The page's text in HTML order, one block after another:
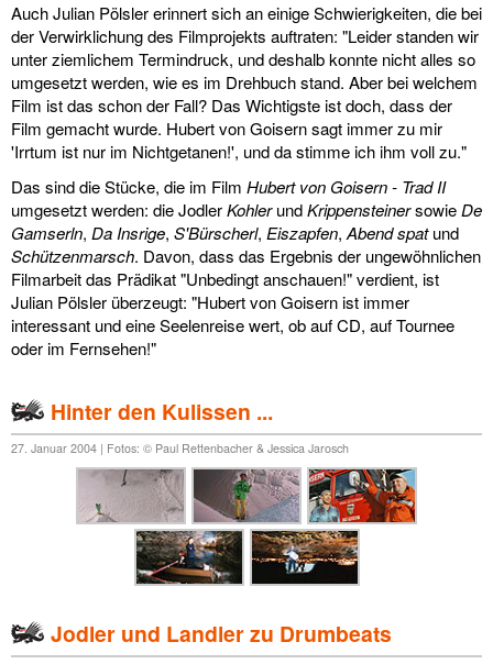
Auch Julian Pölsler erinnert sich an einige Schwierigkeiten, die bei
der Verwirklichung des Filmprojekts auftraten: "Leider standen wir
unter ziemlichem Termindruck, und deshalb konnte nicht alles so
umgesetzt werden, wie es im Drehbuch stand. Aber bei welchem
Film ist das schon der Fall? Das Wichtigste ist doch, dass der
Film gemacht wurde. Hubert von Goisern sagt immer zu mir
'Irrtum ist nur im Nichtgetanen!', und da stimme ich ihm voll zu."
Das sind die Stücke, die im Film Hubert von Goisern - Trad II
umgesetzt werden: die JodlerKohlerundKrippensteinersowieDe
Gamserln, Da Insrige, S'Bürscherl, Eiszapfen,Abend spatund
Schützenmarsch. Davon, dass das Ergebnis der ungewöhnlichen
Filmarbeit das Prädikat "Unbedingt anschauen!" verdient, ist
Julian Pölsler überzeugt: "Hubert von Goisern ist immer
interessant und eine Seelenreise wert, ob auf CD, auf Tournee
oder im Fernsehen!"
Hinter den Kulissen ...
27. Januar 2004 | Fotos: © Paul Rettenbacher & Jessica Jarosch
Jodler und Landler zu Drumbeats